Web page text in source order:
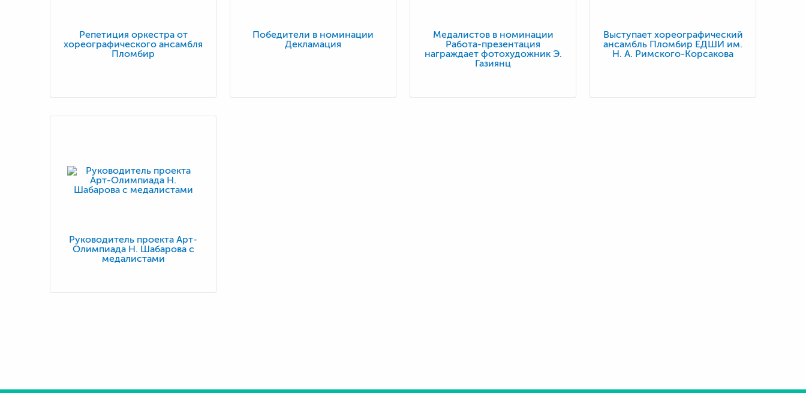
Репетиция оркестра от
хореографического ансамбля
Пломбир
Победители в номинации
Декламация
Медалистов в номинации
Работа-презентация
награждает фотохудожник Э.
Газиянц
Выступает хореографический
ансамбль Пломбир ЕДШИ им.
Н. А. Римского-Корсакова
Руководитель проекта Арт-
Олимпиада Н. Шабарова с
медалистами